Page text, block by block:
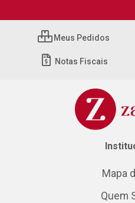
Meus Pedidos
Notas Fiscais
Mapa
Quem